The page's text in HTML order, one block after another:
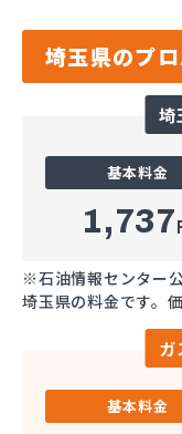
埼玉県のプ
埼
基本料金
1,737
※石油情報センター
埼玉県の料金です。
ガ
基本料金